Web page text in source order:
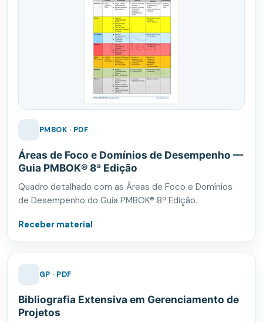
PMBOK · PDF
Áreas de Foco e Domínios de Desempenho —
Guia PMBOK® 8ª Edição
Quadro detalhado com as Áreas de Foco e Domínios
de Desempenho do Guia PMBOK® 8ª Edição.
Receber material
GP · PDF
Bibliografia Extensiva em Gerenciamento de
Projetos